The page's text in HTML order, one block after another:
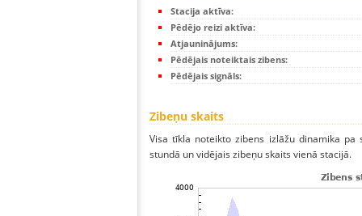
Stacija aktīva:
Pēdējo reizi aktīva:
Atjauninājums:
Pēdējais noteiktais zibens:
Pēdējais signāls:
Zibeņu skaits
Visa tīkla noteikto zibens izlāžu dinamika
stundā un vidējais zibeņu skaits vienā stacijā.